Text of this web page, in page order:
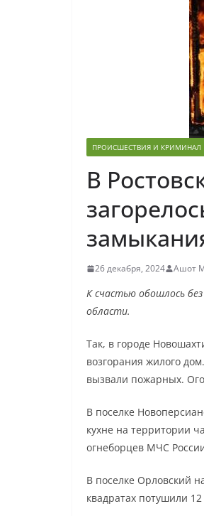
ПРОИСШЕСТВИЯ И КРИМИНАЛ
В
26 декабря, 2024 Ашот
К счастью обошлось
области.
Так, в городе
возгорания жилого
вызвали пожарных.
В поселке
кухне на территории
огнеборцев МЧС
В поселке Орловский
квадратах потушили